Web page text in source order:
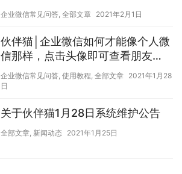
企业微信常见问答, 全部文章 2021年2月1日
伙伴猫│企业微信如何才能像个人微
信那样，点击头像即可查看朋友
圈？
企业微信常见问答, 使用教程, 全部文章 2021年1月28
日
关于伙伴猫1月28日系统维护公告
全部文章, 新闻动态 2021年1月25日